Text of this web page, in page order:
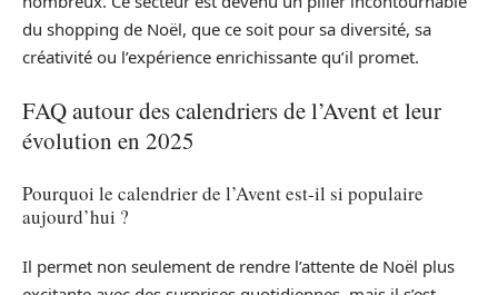
du shopping de Noël, que ce soit pour sa diversité, sa
créativité ou l’expérience enrichissante qu’il promet.
FAQ autour des calendriers de l’Avent et leur
évolution en 2025
Pourquoi le calendrier de l’Avent est-il si populaire
aujourd’hui ?
Il permet non seulement de rendre l’attente de Noël plus